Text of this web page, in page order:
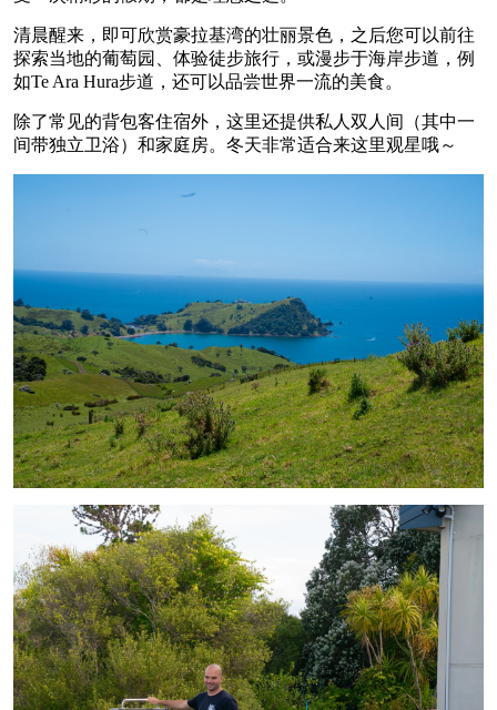
清晨醒来，即可欣赏豪拉基湾的壮丽景色，之后您可以前往
探索当地的葡萄园、体验徒步旅行，或漫步于海岸步道，例
如Te Ara Hura步道，还可以品尝世界一流的美食。
除了常见的背包客住宿外，这里还提供私人双人间（其中一
间带独立卫浴）和家庭房。冬天非常适合来这里观星哦～